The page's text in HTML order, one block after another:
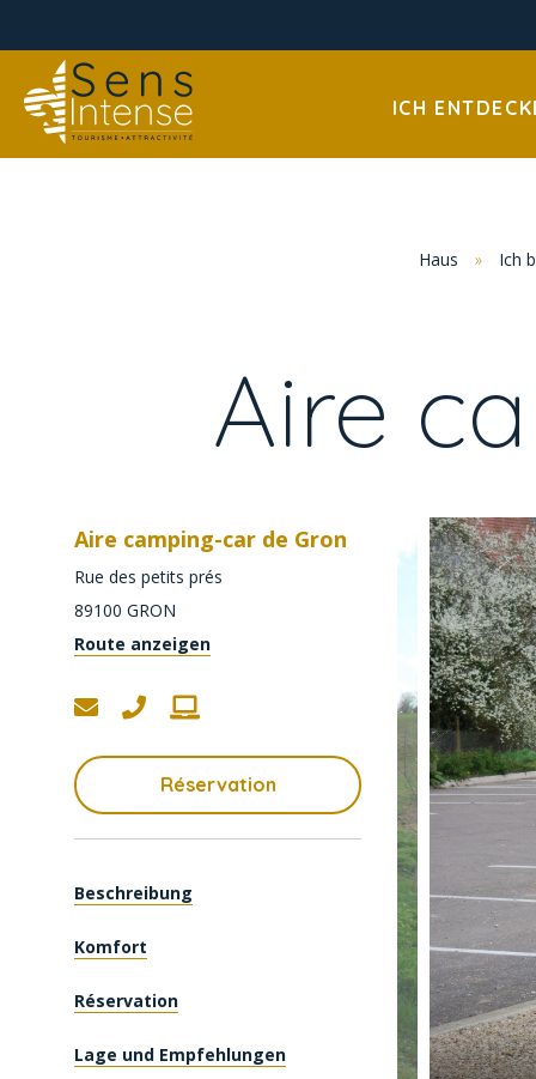
ICH
Haus » Ich
Aire
Aire camping-car de Gron
Rue des petits prés
89100 GRON
Route anzeigen
Réservation
Beschreibung
Komfort
Réservation
Lage und Empfehlungen